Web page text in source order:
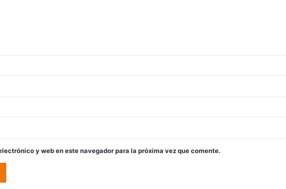
y web en este navegador para la próxima vez que comente.